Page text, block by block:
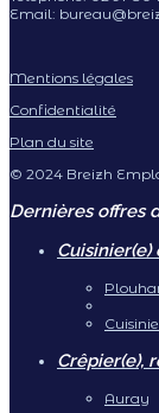
Email:
Mentions légales
Confidentialité
Plan du site
© 2024 Breizh
Dernières offres
Crêpier(e),
Auray